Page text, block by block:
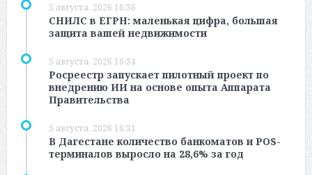
5 августа, 2026 16:36
СНИЛС в ЕГРН: маленькая цифра, большая
защита вашей недвижимости
5 августа, 2026 16:34
Росреестр запускает пилотный проект по
внедрению ИИ на основе опыта Аппарата
Правительства
5 августа, 2026 16:31
В Дагестане количество банкоматов и POS-
терминалов выросло на 28,6% за год